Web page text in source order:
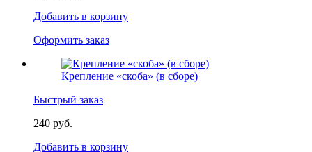
Добавить в корзину
Оформить заказ
Крепление «скоба» (в сборе)
Быстрый заказ
240 руб.
Добавить в корзину